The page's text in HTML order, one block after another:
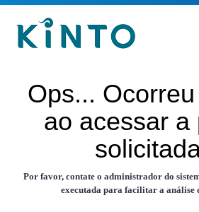
Ops...
ao acessar a
Por favor, contate o administrador do
executada para facilitar a análise